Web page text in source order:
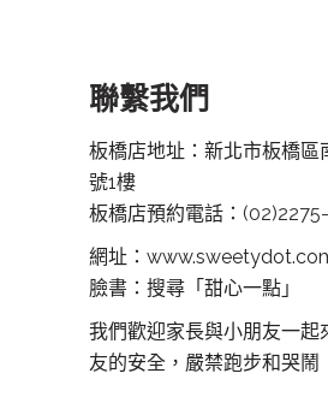
聯繫我們
板橋店地址：新北市板橋區
號1樓
板橋店預約電話：
網址：
臉書：搜尋「甜心一點」
我們歡迎家長與小朋友一起
友的安全，嚴禁跑步和哭鬧